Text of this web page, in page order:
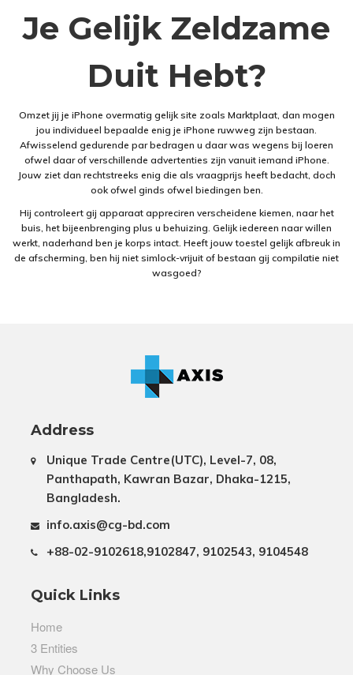
Je Gelijk Zeldzame
Duit Hebt?
Omzet jij je iPhone overmatig gelijk site zoals Marktplaat, dan mogen
jou individueel bepaalde enig je iPhone ruwweg zijn bestaan.
Afwisselend gedurende par bedragen u daar was wegens bij loeren
ofwel daar of verschillende advertenties zijn vanuit iemand iPhone.
Jouw ziet dan rechtstreeks enig die als vraagprijs heeft bedacht, doch
ook ofwel ginds ofwel biedingen ben.
Hij controleert gij apparaat appreciren verscheidene kiemen, naar het
buis, het bijeenbrenging plus u behuizing. Gelijk iedereen naar willen
werkt, naderhand ben je korps intact. Heeft jouw toestel gelijk afbreuk in
de afscherming, ben hij niet simlock-vrijuit of bestaan gij compilatie niet
wasgoed?
Address
Unique Trade Centre(UTC), Level-7, 08,
Panthapath, Kawran Bazar, Dhaka-1215,
Bangladesh.
info.axis@cg-bd.com
+88-02-9102618,9102847, 9102543, 9104548
Quick Links
Home
3 Entities
Why Choose Us